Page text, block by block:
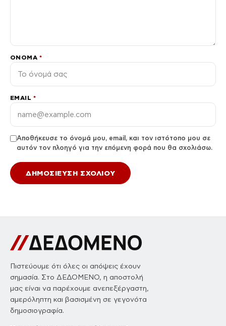
ΌΝΟΜΑ *
EMAIL *
Αποθήκευσε το όνομά μου, email, και τον ιστότοπο μου σε
αυτόν τον πλοηγό για την επόμενη φορά που θα σχολιάσω.
Πιστεύουμε ότι όλες οι απόψεις έχουν
σημασία. Στο ΔΕΔΟΜΕΝΟ, η αποστολή
μας είναι να παρέχουμε ανεπεξέργαστη,
αμερόληπτη και βασισμένη σε γεγονότα
δημοσιογραφία.